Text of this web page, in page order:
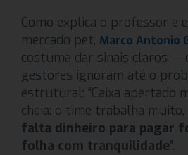
Como explica o professor e
mercado pet, Marco Antonio
costuma dar sinais claros —
gestores ignoram até o
estrutural: “Caixa apertado
cheia: o time trabalha muito,
falta dinheiro para pagar
folha com tranquilidade”.